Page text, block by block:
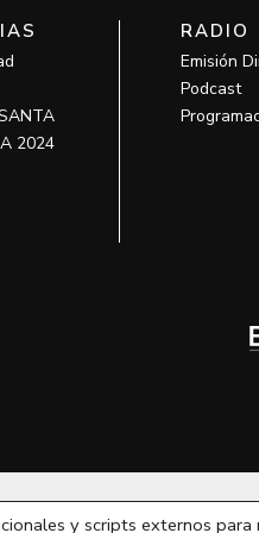
2024
RADIO
Emisión
Podcast
y scripts externos para